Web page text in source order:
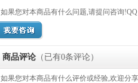
如果您对本商品有什么问题,请提问咨询!QQ
商品评论 （已有0条评论）
如果您对本商品有什么评价或经验,欢迎分